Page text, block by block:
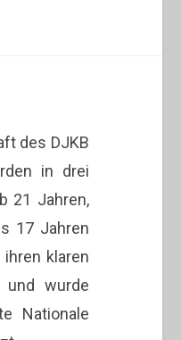
des DJKB
in drei
21 Jahren,
17 Jahren
klaren
und wurde
Nationale